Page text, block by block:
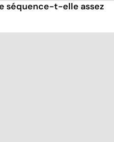
séquence-t-elle assez